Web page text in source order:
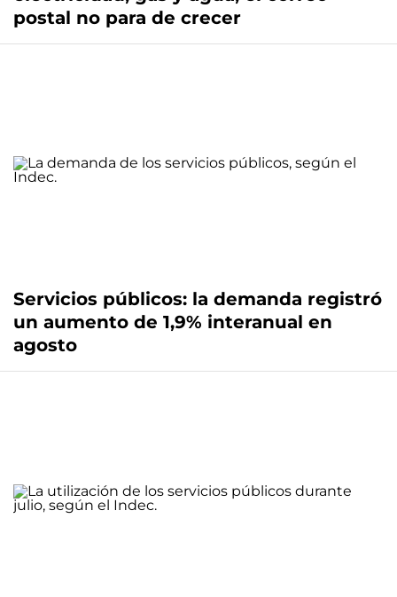
postal no para de crecer
Servicios públicos: la demanda registró
un aumento de 1,9% interanual en
agosto